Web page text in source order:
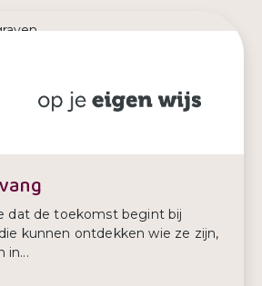
dat de toekomst begint bij
kunnen ontdekken wie ze zijn,
in...